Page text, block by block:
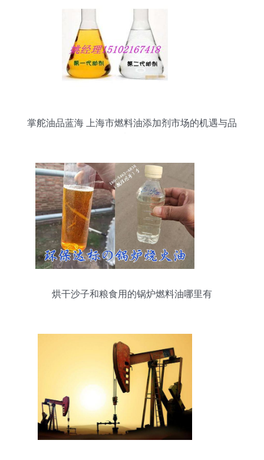
掌舵油品蓝海 上海市燃料油添加剂市场的机遇与品
烘干沙子和粮食用的锅炉燃料油哪里有